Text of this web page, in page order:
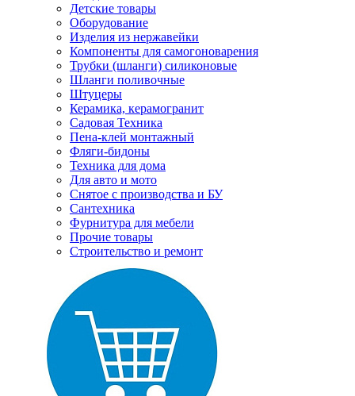
Детские товары
Оборудование
Изделия из нержавейки
Компоненты для самогоноварения
Трубки (шланги) силиконовые
Шланги поливочные
Штуцеры
Керамика, керамогранит
Садовая Техника
Пена-клей монтажный
Фляги-бидоны
Техника для дома
Для авто и мото
Снятое с производства и БУ
Сантехника
Фурнитура для мебели
Прочие товары
Строительство и ремонт